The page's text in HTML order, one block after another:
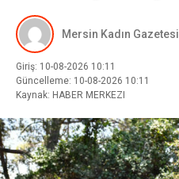
Mersin Kadın Gazetesi
Giriş: 10-08-2026 10:11
Güncelleme: 10-08-2026 10:11
Kaynak: HABER MERKEZI